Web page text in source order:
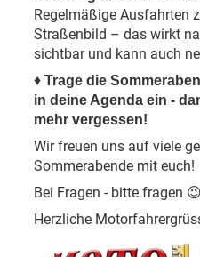
Regelmäßige Ausfahrten
Straßenbild – das wirkt
sichtbar und kann auch
♦ Trage die
in deine Agenda ein -
mehr vergessen!
Wir freuen uns auf viele
Sommerabende mit euch!
Bei Fragen - bitte fragen 😉
Herzliche